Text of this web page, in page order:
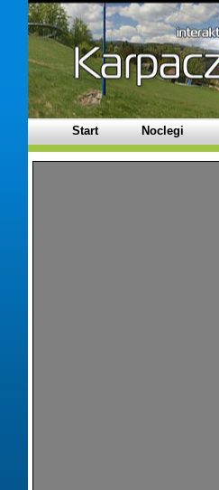
Start Noclegi